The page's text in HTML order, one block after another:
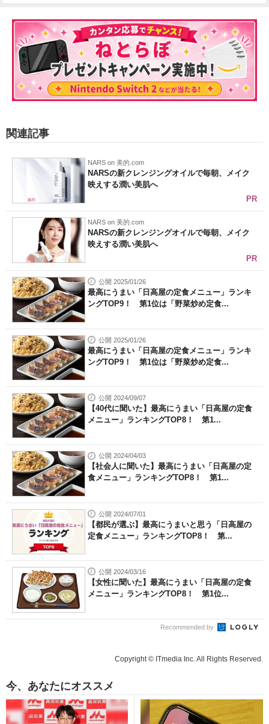
関連記事
NARS on 美的.com
NARSの新クレンジングオイルで毎朝、メイク
映えする潤い美肌へ
PR
NARS on 美的.com
NARSの新クレンジングオイルで毎朝、メイク
映えする潤い美肌へ
PR
公開 2025/01/26
最高にうまい「日高屋の定食メニュー」ランキ
ングTOP9！ 第1位は「野菜炒め定食...
公開 2025/01/26
最高にうまい「日高屋の定食メニュー」ランキ
ングTOP9！ 第1位は「野菜炒め定食...
公開 2024/09/07
【40代に聞いた】最高にうまい「日高屋の定食
メニュー」ランキングTOP8！ 第1...
公開 2024/04/03
【社会人に聞いた】最高にうまい「日高屋の定
食メニュー」ランキングTOP8！ 第1...
公開 2024/07/01
【都民が選ぶ】最高にうまいと思う「日高屋の
定食メニュー」ランキングTOP8！ 第...
公開 2024/03/16
【女性に聞いた】最高にうまい「日高屋の定食
メニュー」ランキングTOP8！ 第1位...
Recommended by
Copyright © ITmedia Inc. All Rights Reserved.
今、あなたにオススメ